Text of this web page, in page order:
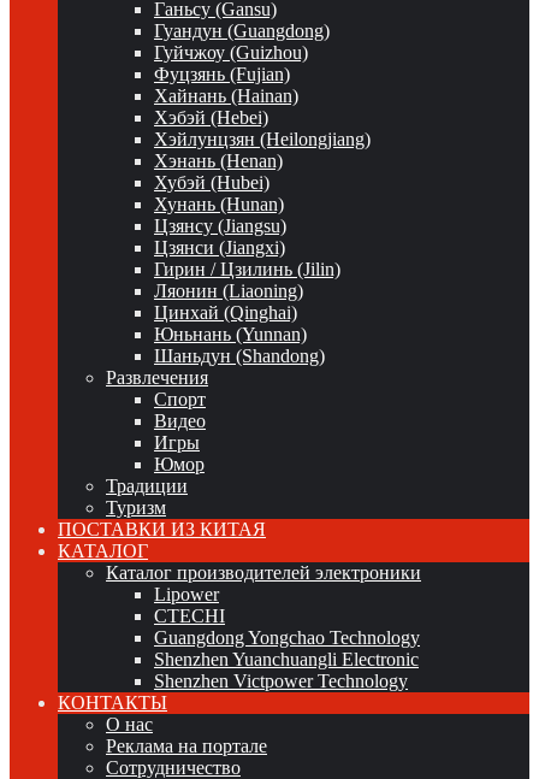
Ганьсу (Gansu)
Гуандун (Guangdong)
Гуйчжоу (Guizhou)
Фуцзянь (Fujian)
Хайнань (Hainan)
Хэбэй (Hebei)
Хэйлунцзян (Heilongjiang)
Хэнань (Henan)
Хубэй (Hubei)
Хунань (Hunan)
Цзянсу (Jiangsu)
Цзянси (Jiangxi)
Гирин / Цзилинь (Jilin)
Ляонин (Liaoning)
Цинхай (Qinghai)
Юньнань (Yunnan)
Шаньдун (Shandong)
Развлечения
Спорт
Видео
Игры
Юмор
Традиции
Туризм
ПОСТАВКИ ИЗ КИТАЯ
КАТАЛОГ
Каталог производителей электроники
Lipower
CTECHI
Guangdong Yongchao Technology
Shenzhen Yuanchuangli Electronic
Shenzhen Victpower Technology
КОНТАКТЫ
О нас
Реклама на портале
Сотрудничество